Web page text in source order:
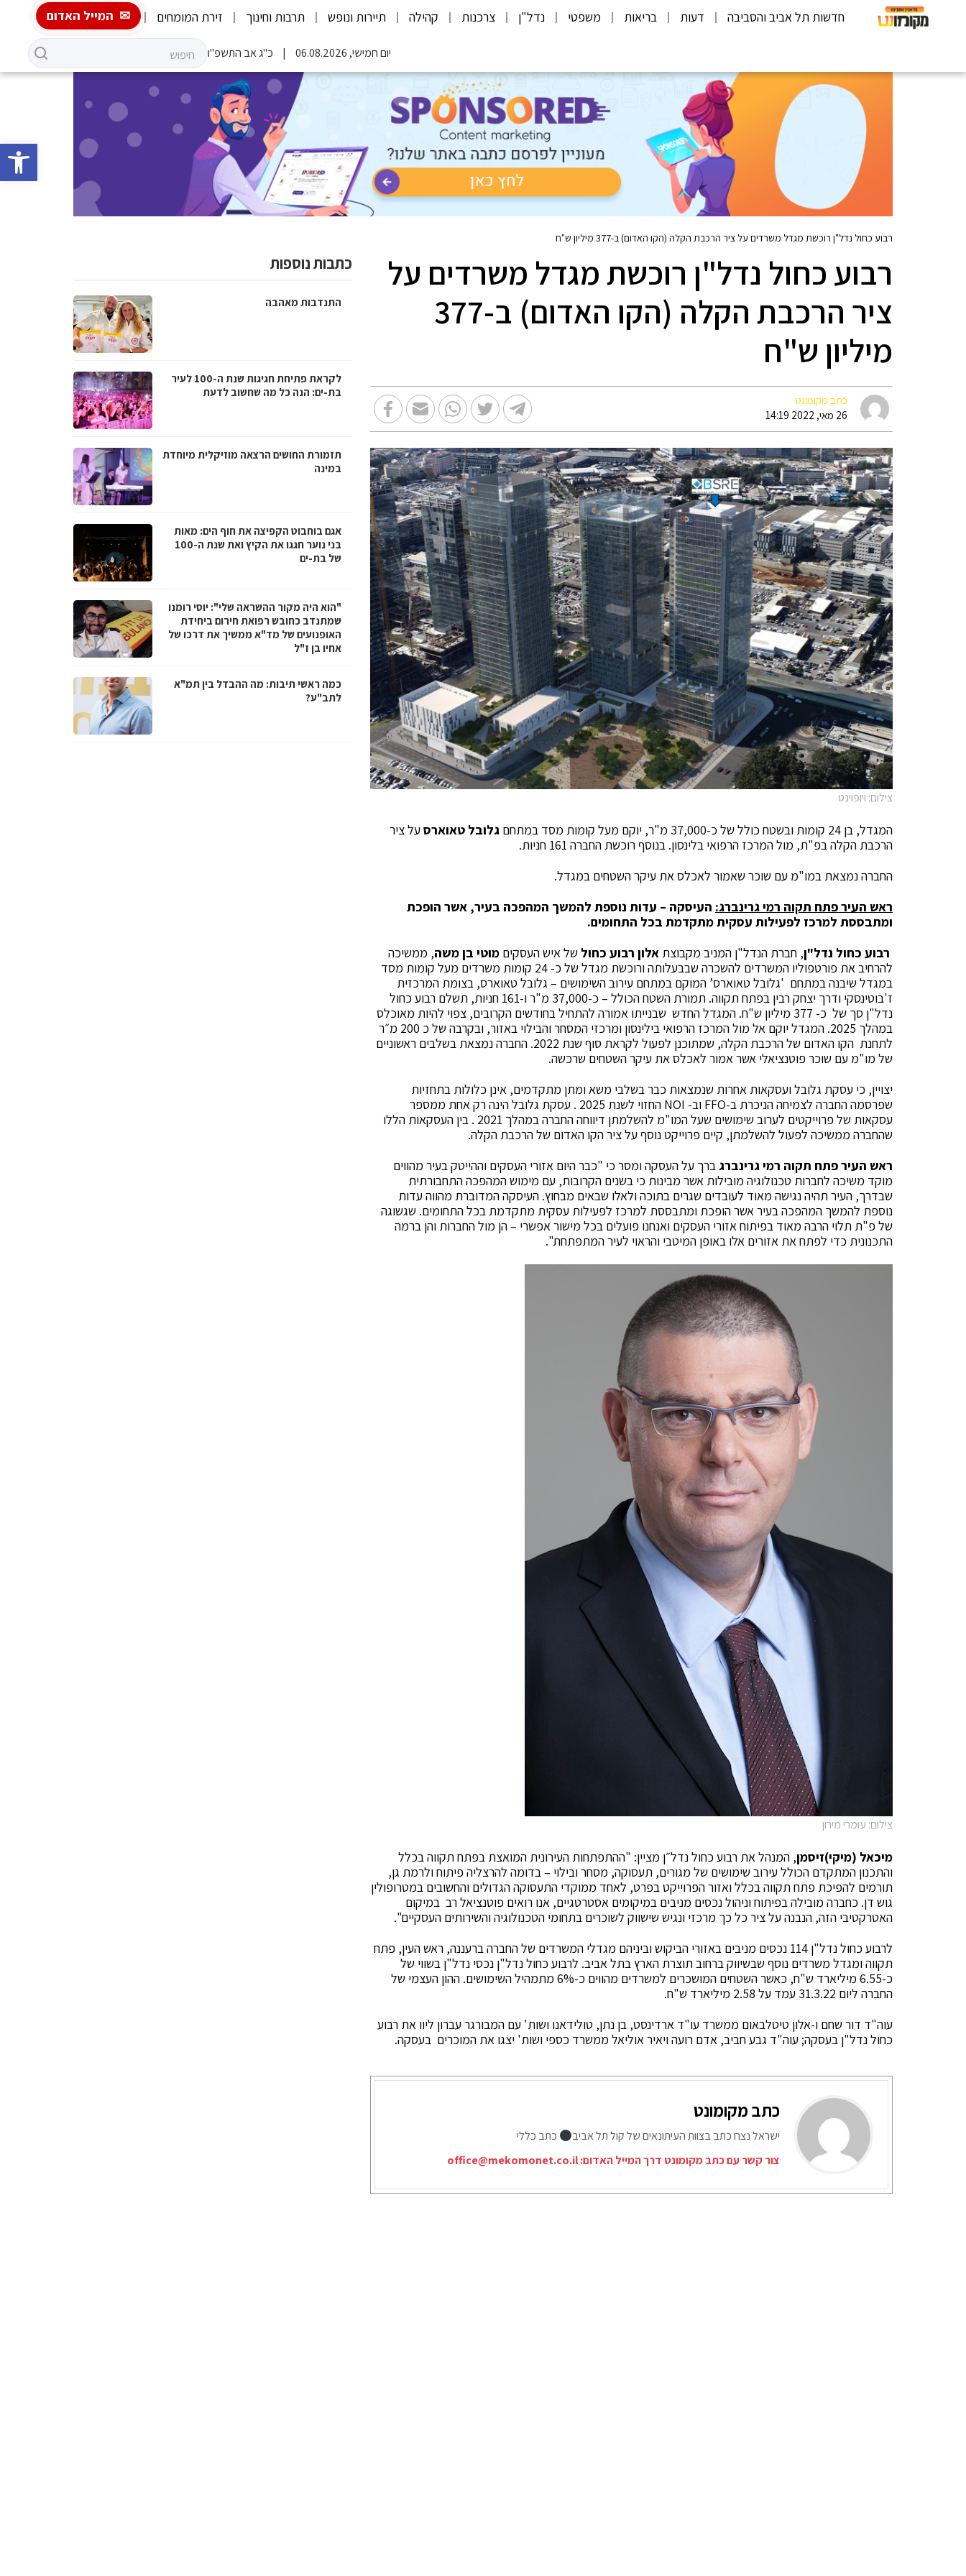
פתח
חדשות תל אביב והסביבה דעות בריאות משפטי נדל"ן צרכנות קהילה תיירות ונופש תרבות וחינוך זירת המומחים המייל האדום
יום חמישי, 06.08.2026 כ"ג אב התשפ"ו
רבוע כחול נדל"ן רוכשת מגדל משרדים על ציר הרכבת הקלה (הקו האדום) ב-377 מיליון ש"ח
רבוע כחול נדל"ן רוכשת מגדל משרדים על
ציר הרכבת הקלה (הקו האדום) ב-377
מיליון ש"ח
כתב מקומונט
26 מאי, 2022 14:19
צילום: ויופוינט
המגדל, בן 24 קומות ובשטח כולל של כ-37,000 מ"ר, יוקם מעל קומות מסד במתחם גלובל טאוארס על ציר
הרכבת הקלה בפ"ת, מול המרכז הרפואי בלינסון. בנוסף רוכשת החברה 161 חניות.
החברה נמצאת במו"מ עם שוכר שאמור לאכלס את עיקר השטחים במגדל.
ראש העיר פתח תקוה רמי גרינברג: העיסקה – עדות נוספת להמשך המהפכה בעיר, אשר הופכת
ומתבססת למרכז לפעילות עסקית מתקדמת בכל התחומים.
רבוע כחול נדל"ן, חברת הנדל"ן המניב מקבוצת אלון רבוע כחול של איש העסקים מוטי בן משה, ממשיכה
להרחיב את פורטפוליו המשרדים להשכרה שבבעלותה ורוכשת מגדל של כ- 24 קומות משרדים מעל קומות מסד
במגדל שיבנה במתחם 'גלובל טאוארס’ המוקם במתחם עירוב השימושים – גלובל טאוארס, בצומת המרכזית
ז'בוטינסקי ודרך יצחק רבין בפתח תקווה. תמורת השטח הכולל – כ-37,000 מ"ר ו-161 חניות, תשלם רבוע כחול
נדל"ן סך של כ- 377 מיליון ש"ח. המגדל החדש שבנייתו אמורה להתחיל בחודשים הקרובים, צפוי להיות מאוכלס
במהלך 2025. המגדל יוקם אל מול המרכז הרפואי בילינסון ומרכזי המסחר והבילוי באזור, ובקרבה של כ 200 מ״ר
לתחנת הקו האדום של הרכבת הקלה, שמתוכנן לפעול לקראת סוף שנת 2022. החברה נמצאת בשלבים ראשוניים
של מו"מ עם שוכר פוטנציאלי אשר אמור לאכלס את עיקר השטחים שרכשה.
יצויין, כי עסקת גלובל ועסקאות אחרות שנמצאות כבר בשלבי משא ומתן מתקדמים, אינן כלולות בתחזיות
שפרסמה החברה לצמיחה הניכרת ב-FFO וב- NOI החזוי לשנת 2025 . עסקת גלובל הינה רק אחת ממספר
עסקאות של פרוייקטים לערוב שימושים שעל המו"מ להשלמתן דיווחה החברה במהלך 2021 . בין העסקאות הללו
שהחברה ממשיכה לפעול להשלמתן, קיים פרוייקט נוסף על ציר הקו האדום של הרכבת הקלה.
ראש העיר פתח תקוה רמי גרינברגברך על העסקה ומסר כי "כבר היום אזורי העסקים וההייטק בעיר מהווים
מוקד משיכה לחברות טכנולוגיה מובילות אשר מבינות כי בשנים הקרובות, עם מימוש המהפכה התחבורתית
שבדרך, העיר תהיה נגישה מאוד לעובדים שגרים בתוכה ולאלו שבאים מבחוץ. העיסקה המדוברת מהווה עדות
נוספת להמשך המהפכה בעיר אשר הופכת ומתבססת למרכז לפעילות עסקית מתקדמת בכל התחומים. שגשוגה
של פ"ת תלוי הרבה מאוד בפיתוח אזורי העסקים ואנחנו פועלים בכל מישור אפשרי – הן מול החברות והן ברמה
התכנונית כדי לפתח את אזורים אלו באופן המיטבי והראוי לעיר המתפתחת".
צילום: עומרי מירון
מיכאל (מיקי)זיסמן, המנהל את רבוע כחול נדל״ן מציין: "ההתפתחות העירונית המואצת בפתח תקווה בכלל
והתכנון המתקדם הכולל עירוב שימושים של מגורים, תעסוקה, מסחר ובילוי – בדומה להרצליה פיתוח ולרמת גן,
תורמים להפיכת פתח תקווה בכלל ואזור הפרוייקט בפרט, לאחד ממוקדי התעסוקה הגדולים והחשובים במטרופולין
גוש דן. כחברה מובילה בפיתוח וניהול נכסים מניבים במיקומים אסטרטגיים, אנו רואים פוטנציאל רב במיקום
האטרקטיבי הזה, הנבנה על ציר כל כך מרכזי ונגיש שישווק לשוכרים בתחומי הטכנולוגיה והשירותים העסקיים".
לרבוע כחול נדל"ן 114 נכסים מניבים באזורי הביקוש וביניהם מגדלי המשרדים של החברה ברעננה, ראש העין, פתח
תקווה ומגדל משרדים נוסף שבשיווק ברחוב תוצרת הארץ בתל אביב. לרבוע כחול נדל"ן נכסי נדל"ן בשווי של
כ-6.55 מיליארד ש"ח, כאשר השטחים המושכרים למשרדים מהווים כ-6% מתמהיל השימושים. ההון העצמי של
החברה ליום 31.3.22 עמד על 2.58 מיליארד ש"ח.
עוה"ד דור שחם ו-אלון טיטלבאום ממשרד עו"ד ארדינסט, בן נתן, טולידאנו ושות' עם המבורגר עברון ליוו את רבוע
כחול נדל"ן בעסקה; עוה"ד גבע חביב, אדם רועה ויאיר אוליאל ממשרד כספי ושות' יצגו את המוכרים בעסקה.
כתב מקומונט
ישראל נצח כתב בצוות העיתונאים של קול תל אביב
כתב כללי
צור קשר עם כתב מקומונט דרך המייל האדום:office@mekomonet.co.il
כתבות נוספות
התנדבות מאהבה
לקראת פתיחת חגיגות שנת ה-100 לעיר
בת-ים: הנה כל מה שחשוב לדעת
תזמורת החושים הרצאה מוזיקלית מיוחדת
במינה
אגם בוחבוט הקפיצה את חוף הים: מאות
בני נוער חגגו את הקיץ ואת שנת ה-100
של בת-ים
"הוא היה מקור ההשראה שלי": יוסי רומנו
שמתנדב כחובש רפואת חירום ביחידת
האופנועים של מד"א ממשיך את דרכו של
אחיו בן ז"ל
כמה ראשי תיבות: מה ההבדל בין תמ"א
לתב"ע?